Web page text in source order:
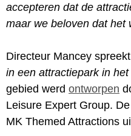
accepteren dat de
maar we beloven dat het
Directeur Mancey
in een attractiepark in
gebied werd ontworpen
Leisure Expert Group.
MK Themed Attractions